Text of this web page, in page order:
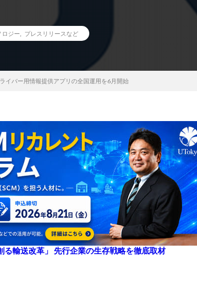
ロジー プレスリリースなど
イバー用情報提供アプリの全国運用を6月開始
る輸送改革」 先行企業の生存戦略を徹底取材